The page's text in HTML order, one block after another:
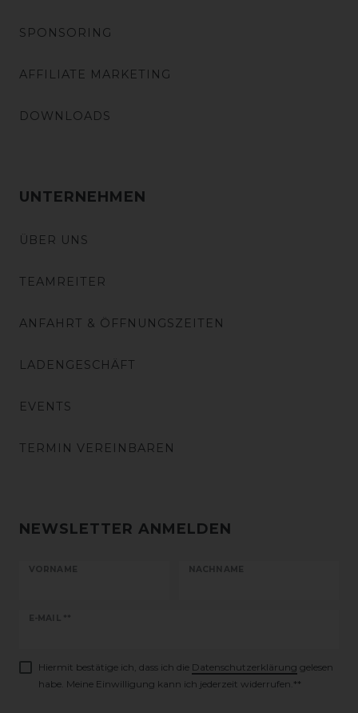
SPONSORING
AFFILIATE MARKETING
DOWNLOADS
UNTERNEHMEN
ÜBER UNS
TEAMREITER
ANFAHRT & ÖFFNUNGSZEITEN
LADENGESCHÄFT
EVENTS
TERMIN VEREINBAREN
NEWSLETTER ANMELDEN
VORNAME NACHNAME
E-MAIL **
Newsletter
Hiermit bestätige ich, dass ich die Daten­schutz­erklärung gelesen
habe. Meine Einwilligung kann ich jederzeit widerrufen.**